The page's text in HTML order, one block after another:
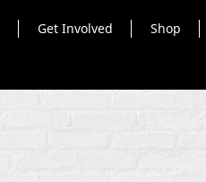
Get Involved Shop